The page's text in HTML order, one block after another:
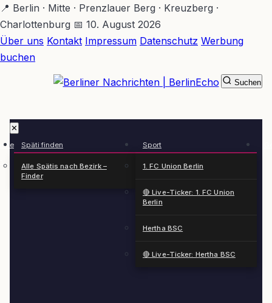
Zum
Hauptinhalt
springen
📍 Berlin · Mitte · Prenzlauer Berg · Kreuzberg ·
Charlottenburg 📅 10. August 2026
Über uns Kontakt Impressum Datenschutz Werbung
buchen
✕
Späti finden
Alle Spätis nach Bezirk –
Finder
Sport
1. FC Union Berlin
🔴 Live-Ticker: 1. FC Union
Berlin
Hertha BSC
🔴 Live-Ticker: Hertha BSC
Suchen